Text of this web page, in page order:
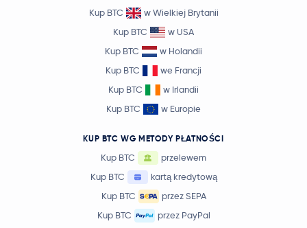
Kup BTC
w Wielkiej Brytanii
Kup BTC
w USA
Kup BTC
w Holandii
Kup BTC
we Francji
Kup BTC
w Irlandii
Kup BTC
w Europie
KUP BTC WG METODY PŁATNOŚCI
Kup BTC
przelewem
Kup BTC
kartą kredytową
Kup BTC
przez SEPA
Kup BTC
przez PayPal